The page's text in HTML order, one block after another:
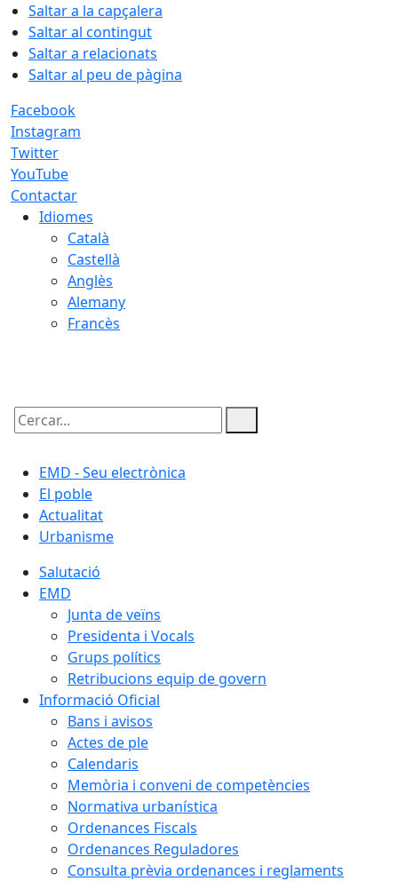
Saltar a la capçalera
Saltar al contingut
Saltar a relacionats
Saltar al peu de pàgina
Facebook
Instagram
Twitter
YouTube
Contactar
Idiomes
Català
Castellà
Anglès
Alemany
Francès
Cercar:
EMD - Seu electrònica
El poble
Actualitat
Urbanisme
Salutació
EMD
Junta de veïns
Presidenta i Vocals
Grups polítics
Retribucions equip de govern
Informació Oficial
Bans i avisos
Actes de ple
Calendaris
Memòria i conveni de competències
Normativa urbanística
Ordenances Fiscals
Ordenances Reguladores
Consulta prèvia ordenances i reglaments